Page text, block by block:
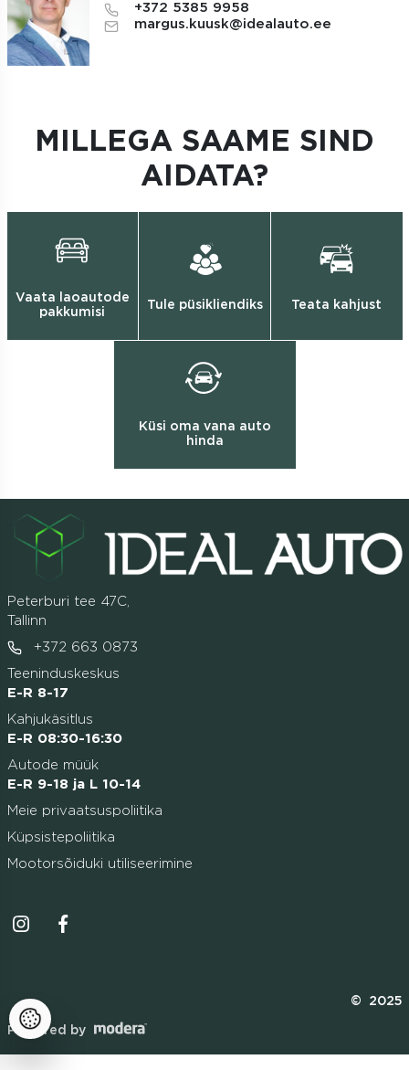
+372 5385 9958
margus.kuusk@idealauto.ee
MILLEGA SAAME SIND
AIDATA?
Vaata laoautode
pakkumisi
Tule püsikliendiks Teata kahjust
Küsi oma vana auto
hinda
Peterburi tee 47C,
Tallinn
+372 663 0873
Teeninduskeskus
E-R 8-17
Kahjukäsitlus
E-R 08:30-16:30
Autode müük
E-R 9-18 ja L 10-14
Meie privaatsuspoliitika
Küpsistepoliitika
Mootorsõiduki utiliseerimine
Instagrammi ikoon
© 2025
Powered by